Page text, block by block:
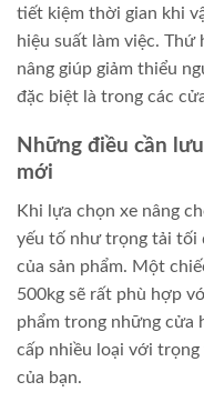
tiết kiệm thời gian khi
hiệu suất làm việc. Thứ
nâng giúp giảm thiểu
đặc biệt là trong các
Những điều cần
mới
Khi lựa chọn xe nâng
yếu tố như trọng tải tối
của sản phẩm. Một
500kg sẽ rất phù hợp
phẩm trong những cửa
cấp nhiều loại với trọng
của bạn.